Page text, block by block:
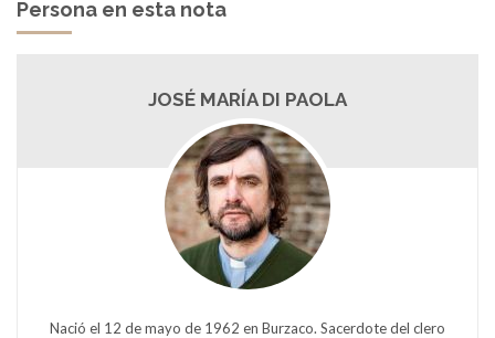
Persona en esta nota
JOSÉ MARÍA DI PAOLA
Nació el 12 de mayo de 1962 en Burzaco. Sacerdote del clero